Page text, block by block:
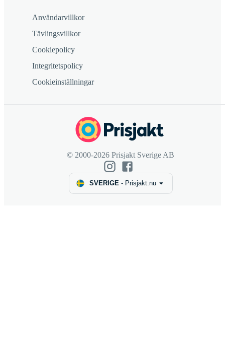
Användarvillkor
Tävlingsvillkor
Cookiepolicy
Integritetspolicy
Cookieinställningar
© 2000-2026 Prisjakt Sverige AB
SVERIGE- Prisjakt.nu